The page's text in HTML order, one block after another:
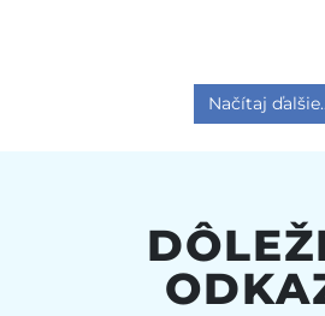
Načítaj